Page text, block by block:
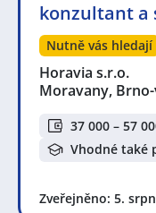
konzultant a
Nutně vás hledají
Horavia s.r.o.
Moravany,
37 000 – 57
Vhodné také
Zveřejněno: 5.